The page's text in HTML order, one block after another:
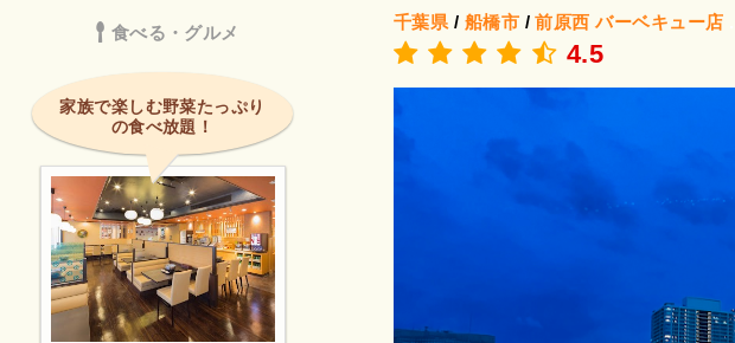
千葉県 / 船橋市 /前原西 バーベキュー店
4.5
食べる・グルメ
家族で楽しむ野菜たっぷり
の食べ放題！